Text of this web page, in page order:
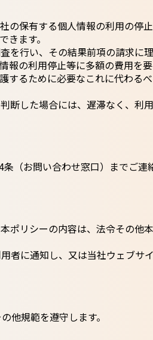
の保有する個人情報の利用の停
ます。
を行い、その結果前項の請求に
報の利用停止等に多額の費用を
するために必要なこれに代わる
断した場合には、遅滞なく、利
（お問い合わせ窓口）までご連
ポリシーの内容は、法令その他
者に通知し、又は当社ウェブサ
他規範を遵守します。